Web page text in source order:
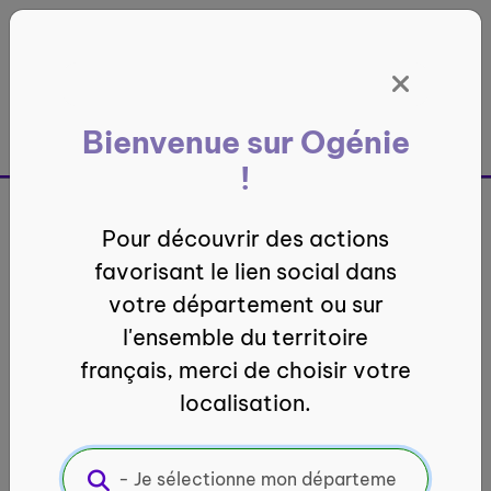
France entière
Bienvenue sur Ogénie
!
Pour découvrir des actions
favorisant le lien social dans
votre département ou sur
l'ensemble du territoire
français, merci de choisir votre
localisation.
Dans les coulisses du Défi
Ogénie : le parcours
gagnant du Relais Amical
Azuréen
Posté le 5 novembre 2024par L’équipe Ogénie
Dans le cadre du Défi Ogénie 2024, le
Panneau de gestion des cookies